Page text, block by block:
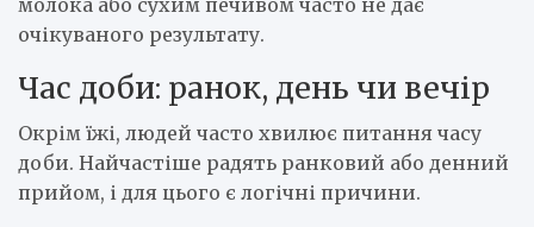
молока або сухим печивом часто не дає
очікуваного результату.
Час доби: ранок, день чи вечір
Окрім їжі, людей часто хвилює питання часу
доби. Найчастіше радять ранковий або денний
прийом, і для цього є логічні причини.